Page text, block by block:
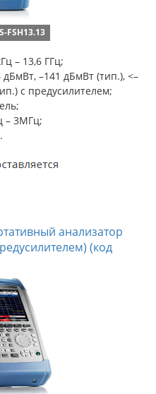
FSH13.13
– 13,6 ГГц;
дБмВт, –141 дБмВт (тип.), <–
с предусилителем;
– 3МГц;
анализатор
(код